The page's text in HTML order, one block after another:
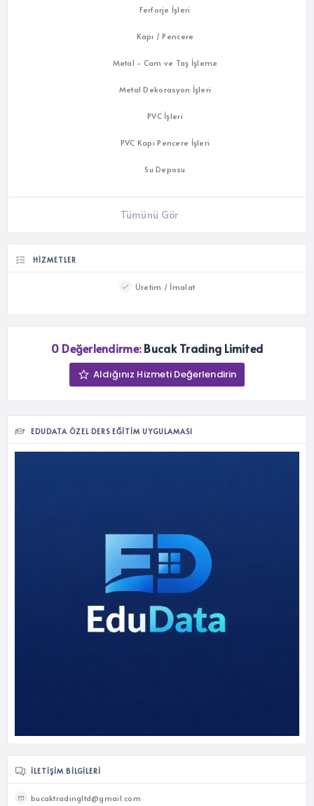
Ferforje İşleri
Kapı / Pencere
Metal - Cam ve Taş İşleme
Metal Dekorasyon İşleri
PVC İşleri
PVC Kapı Pencere İşleri
Su Deposu
Tümünü Gör
HIZMETLER
Üretim / İmalat
0 Değerlendirme:Bucak Trading Limited
Aldığınız Hizmeti Değerlendirin
EDUDATA ÖZEL DERS EĞITIM UYGULAMASI
İLETIŞIM BILGILERI
bucaktradingltd@gmail.com